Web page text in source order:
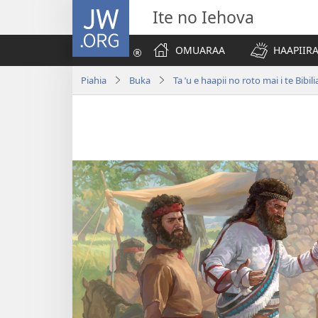
JW.ORG Ite no Iehova
OMUARAA
Piahia Buka Ta ˈu e haapii no roto mai i te